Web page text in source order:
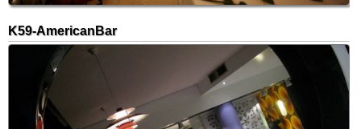
K59-AmericanBar